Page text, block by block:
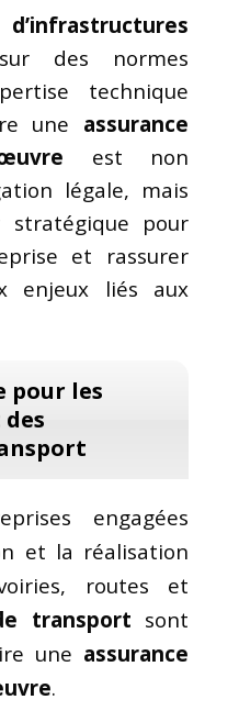
des normes
technique
une assurance
est non
légale, mais
stratégique pour
et rassurer
enjeux liés aux
pour les
engagées
et la réalisation
routes et
transport sont
une assurance
.